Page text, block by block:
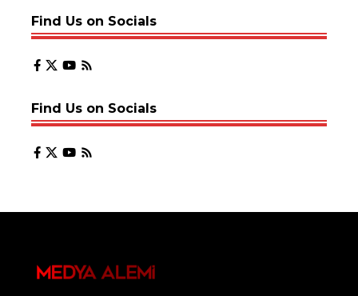
Find Us on Socials
Find Us on Socials